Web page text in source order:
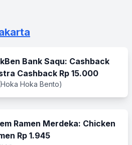
Bank Saqu: Cashback
Cashback Rp 15.000
Hoka Bento)
Ramen Merdeka: Chicken
Rp 1.945